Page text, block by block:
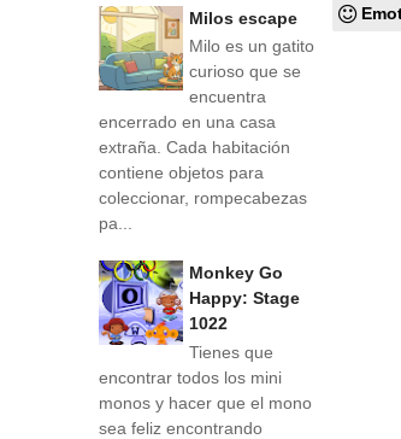
Milos escape
Milo es un gatito
curioso que se
encuentra
encerrado en una casa
extraña. Cada habitación
contiene objetos para
coleccionar, rompecabezas
pa...
Monkey Go
Happy: Stage
1022
Tienes que
encontrar todos los mini
monos y hacer que el mono
sea feliz encontrando